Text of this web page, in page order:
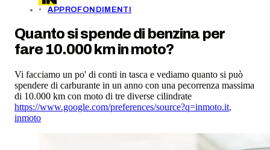
APPROFONDIMENTI
Quanto si spende di benzina per
fare 10.000 km in moto?
Vi facciamo un po' di conti in tasca e vediamo quanto si può
spendere di carburante in un anno con una pecorrenza massima
di 10.000 km con moto di tre diverse cilindrate
https://www.google.com/preferences/source?q=inmoto.it,
inmoto